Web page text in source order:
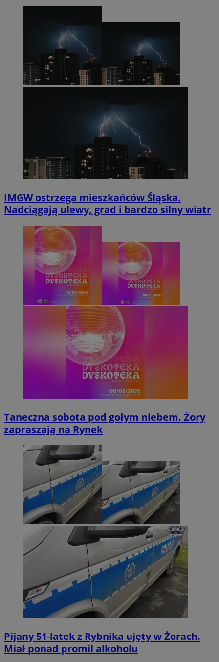
IMGW ostrzega mieszkańców Śląska.
Nadciągają ulewy, grad i bardzo silny wiatr
Taneczna sobota pod gołym niebem. Żory
zapraszają na Rynek
Pijany 51-latek z Rybnika ujęty w Żorach.
Miał ponad promil alkoholu